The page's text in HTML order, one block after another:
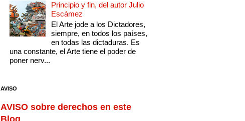
Principio y fin, del autor Julio
Escámez
El Arte jode a los Dictadores,
siempre, en todos los países,
en todas las dictaduras. Es
una constante, el Arte tiene el poder de
poner nerv...
AVISO
AVISO sobre derechos en este
Blog